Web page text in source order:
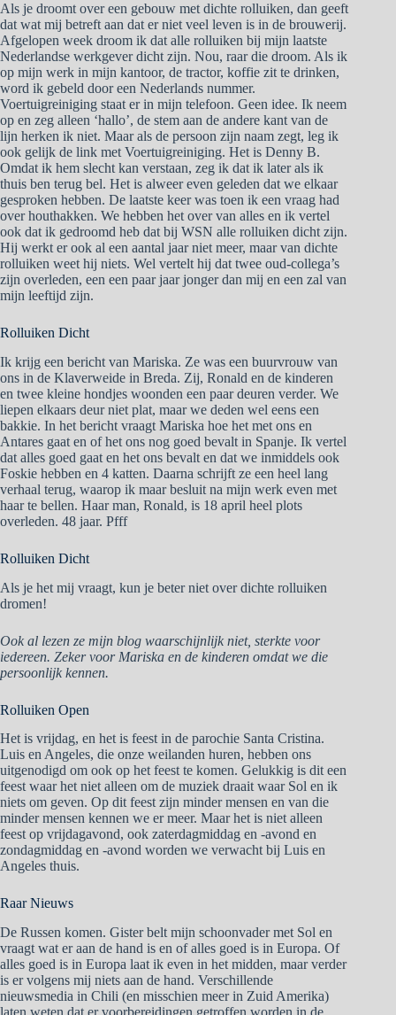
Als je droomt over een gebouw met dichte rolluiken, dan geeft
dat wat mij betreft aan dat er niet veel leven is in de brouwerij.
Afgelopen week droom ik dat alle rolluiken bij mijn laatste
Nederlandse werkgever dicht zijn. Nou, raar die droom. Als ik
op mijn werk in mijn kantoor, de tractor, koffie zit te drinken,
word ik gebeld door een Nederlands nummer.
Voertuigreiniging staat er in mijn telefoon. Geen idee. Ik neem
op en zeg alleen ‘hallo’, de stem aan de andere kant van de
lijn herken ik niet. Maar als de persoon zijn naam zegt, leg ik
ook gelijk de link met Voertuigreiniging. Het is Denny B.
Omdat ik hem slecht kan verstaan, zeg ik dat ik later als ik
thuis ben terug bel. Het is alweer even geleden dat we elkaar
gesproken hebben. De laatste keer was toen ik een vraag had
over houthakken. We hebben het over van alles en ik vertel
ook dat ik gedroomd heb dat bij WSN alle rolluiken dicht zijn.
Hij werkt er ook al een aantal jaar niet meer, maar van dichte
rolluiken weet hij niets. Wel vertelt hij dat twee oud-collega’s
zijn overleden, een een paar jaar jonger dan mij en een zal van
mijn leeftijd zijn.
Rolluiken Dicht
Ik krijg een bericht van Mariska. Ze was een buurvrouw van
ons in de Klaverweide in Breda. Zij, Ronald en de kinderen
en twee kleine hondjes woonden een paar deuren verder. We
liepen elkaars deur niet plat, maar we deden wel eens een
bakkie. In het bericht vraagt Mariska hoe het met ons en
Antares gaat en of het ons nog goed bevalt in Spanje. Ik vertel
dat alles goed gaat en het ons bevalt en dat we inmiddels ook
Foskie hebben en 4 katten. Daarna schrijft ze een heel lang
verhaal terug, waarop ik maar besluit na mijn werk even met
haar te bellen. Haar man, Ronald, is 18 april heel plots
overleden. 48 jaar. Pfff
Rolluiken Dicht
Als je het mij vraagt, kun je beter niet over dichte rolluiken
dromen!
Ook al lezen ze mijn blog waarschijnlijk niet, sterkte voor
iedereen. Zeker voor Mariska en de kinderen omdat we die
persoonlijk kennen.
Rolluiken Open
Het is vrijdag, en het is feest in de parochie Santa Cristina.
Luis en Angeles, die onze weilanden huren, hebben ons
uitgenodigd om ook op het feest te komen. Gelukkig is dit een
feest waar het niet alleen om de muziek draait waar Sol en ik
niets om geven. Op dit feest zijn minder mensen en van die
minder mensen kennen we er meer. Maar het is niet alleen
feest op vrijdagavond, ook zaterdagmiddag en -avond en
zondagmiddag en -avond worden we verwacht bij Luis en
Angeles thuis.
Raar Nieuws
De Russen komen. Gister belt mijn schoonvader met Sol en
vraagt wat er aan de hand is en of alles goed is in Europa. Of
alles goed is in Europa laat ik even in het midden, maar verder
is er volgens mij niets aan de hand. Verschillende
nieuwsmedia in Chili (en misschien meer in Zuid Amerika)